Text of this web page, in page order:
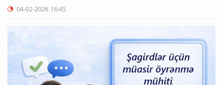
04-02-2026 16:45